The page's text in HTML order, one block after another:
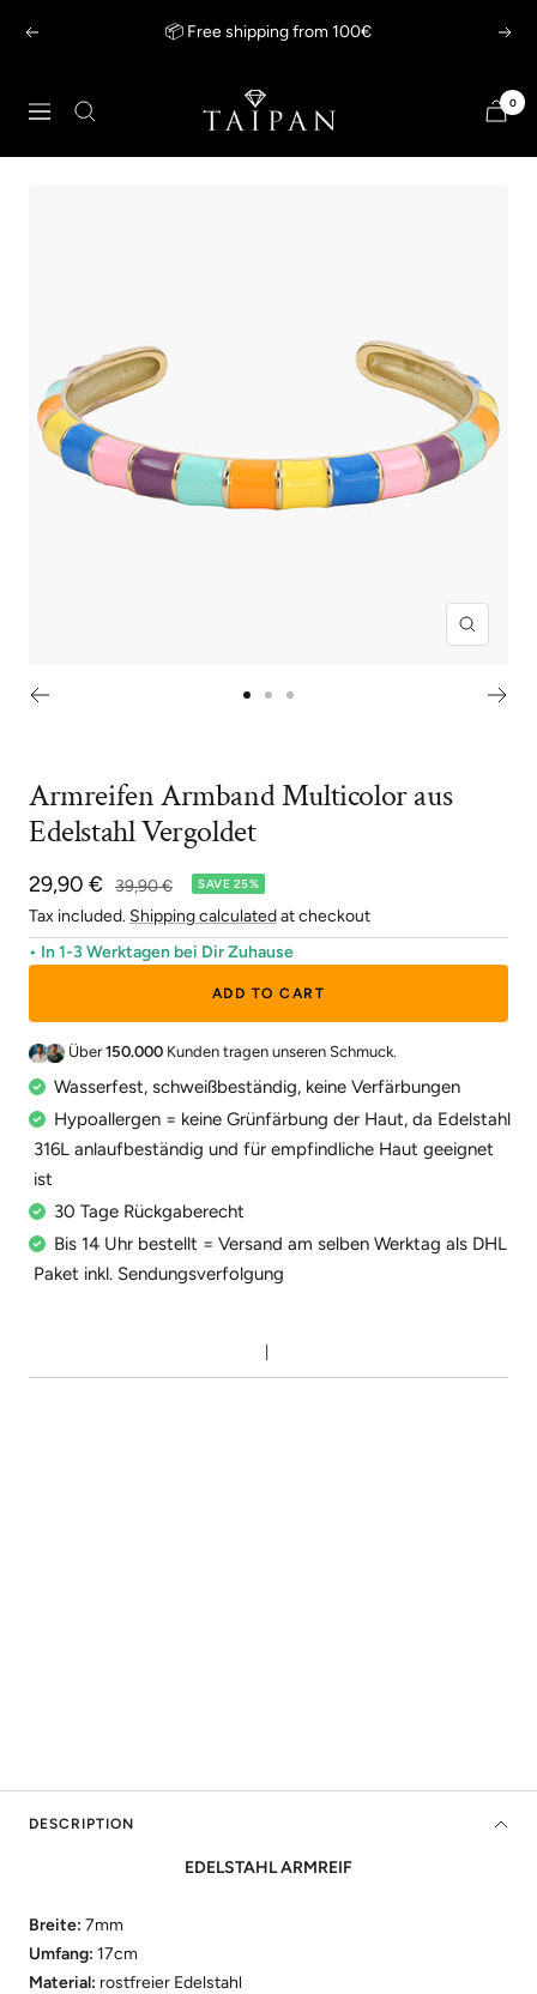
Previous 📦 Free shipping from 100€ Next
Navigation
Taipan
Schmuck
0
Zoom
1
2
3
Armreifen Armband Multicolor aus
Edelstahl Vergoldet
Sale
price
29,90 €
Regular
price
39,90 € SAVE 25%
Tax included. Shipping calculatedat checkout
• In 1-3 Werktagen bei Dir Zuhause
ADD TO CART
Über150.000 Kunden tragen unseren Schmuck.
Wasserfest, schweißbeständig, keine Verfärbungen
Hypoallergen = keine Grünfärbung der Haut, da Edelstahl
316L anlaufbeständig und für empfindliche Haut geeignet
ist
30 Tage Rückgaberecht
Bis 14 Uhr bestellt = Versand am selben Werktag als DHL
Paket inkl. Sendungsverfolgung
DESCRIPTION
EDELSTAHL ARMREIF
Breite: 7mm
Umfang: 17cm
Material: rostfreier Edelstahl